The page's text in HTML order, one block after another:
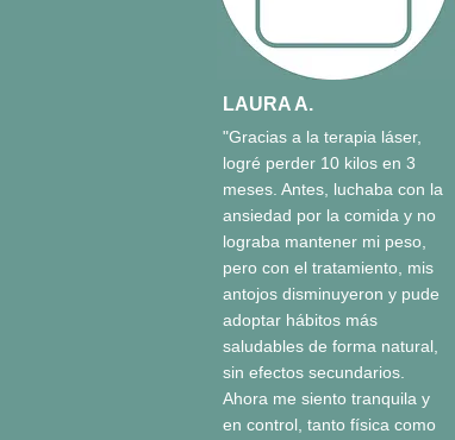
LAURA A.
"Gracias a la terapia láser,
logré perder 10 kilos en 3
meses. Antes, luchaba con la
ansiedad por la comida y no
lograba mantener mi peso,
pero con el tratamiento, mis
antojos disminuyeron y pude
adoptar hábitos más
saludables de forma natural,
sin efectos secundarios.
Ahora me siento tranquila y
en control, tanto física como